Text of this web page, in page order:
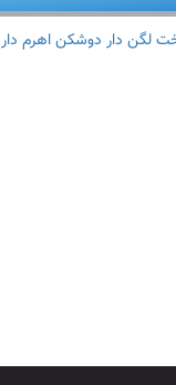
لگن دار دوشکن اهرم دار